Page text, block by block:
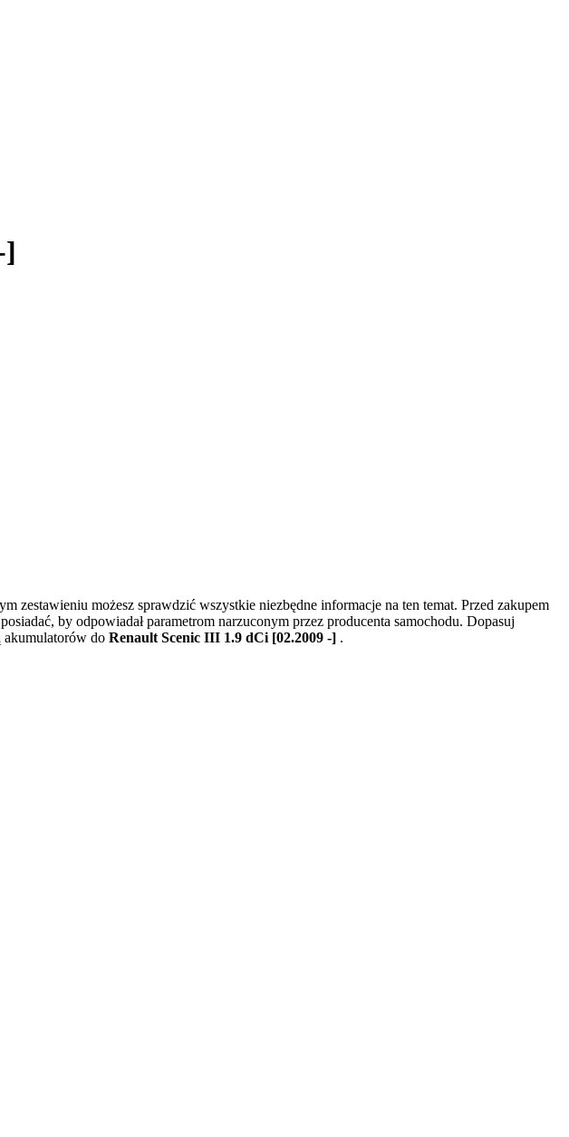
]
zestawieniu możesz sprawdzić wszystkie niezbędne informacje na ten temat. Przed zakupem
by odpowiadał parametrom narzuconym przez producenta samochodu. Dopasuj
akumulatorów do Renault Scenic III 1.9 dCi [02.2009 -] .